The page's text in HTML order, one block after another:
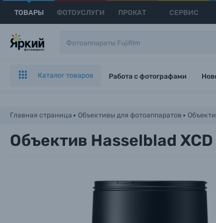
ТОВАРЫ ФОТОУСЛУГИ ПРОКАТ СЕРВИС
Каталог товаров Работа с фотографами
Главная страница Объективы для фотоаппаратов
Объектив Hasselblad